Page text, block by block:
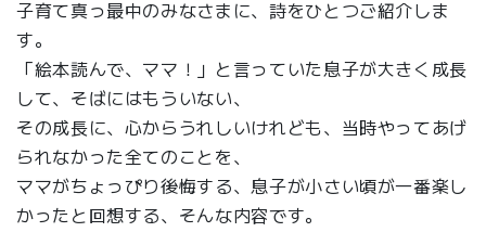
子育て真っ最中のみなさまに、詩をひとつご紹介しま
す。
「絵本読んで、ママ！」と言っていた息子が大きく成長
して、そばにはもういない、
その成長に、心からうれしいけれども、当時やってあげ
られなかった全てのことを、
ママがちょっぴり後悔する、息子が小さい頃が一番楽し
かったと回想する、そんな内容です。